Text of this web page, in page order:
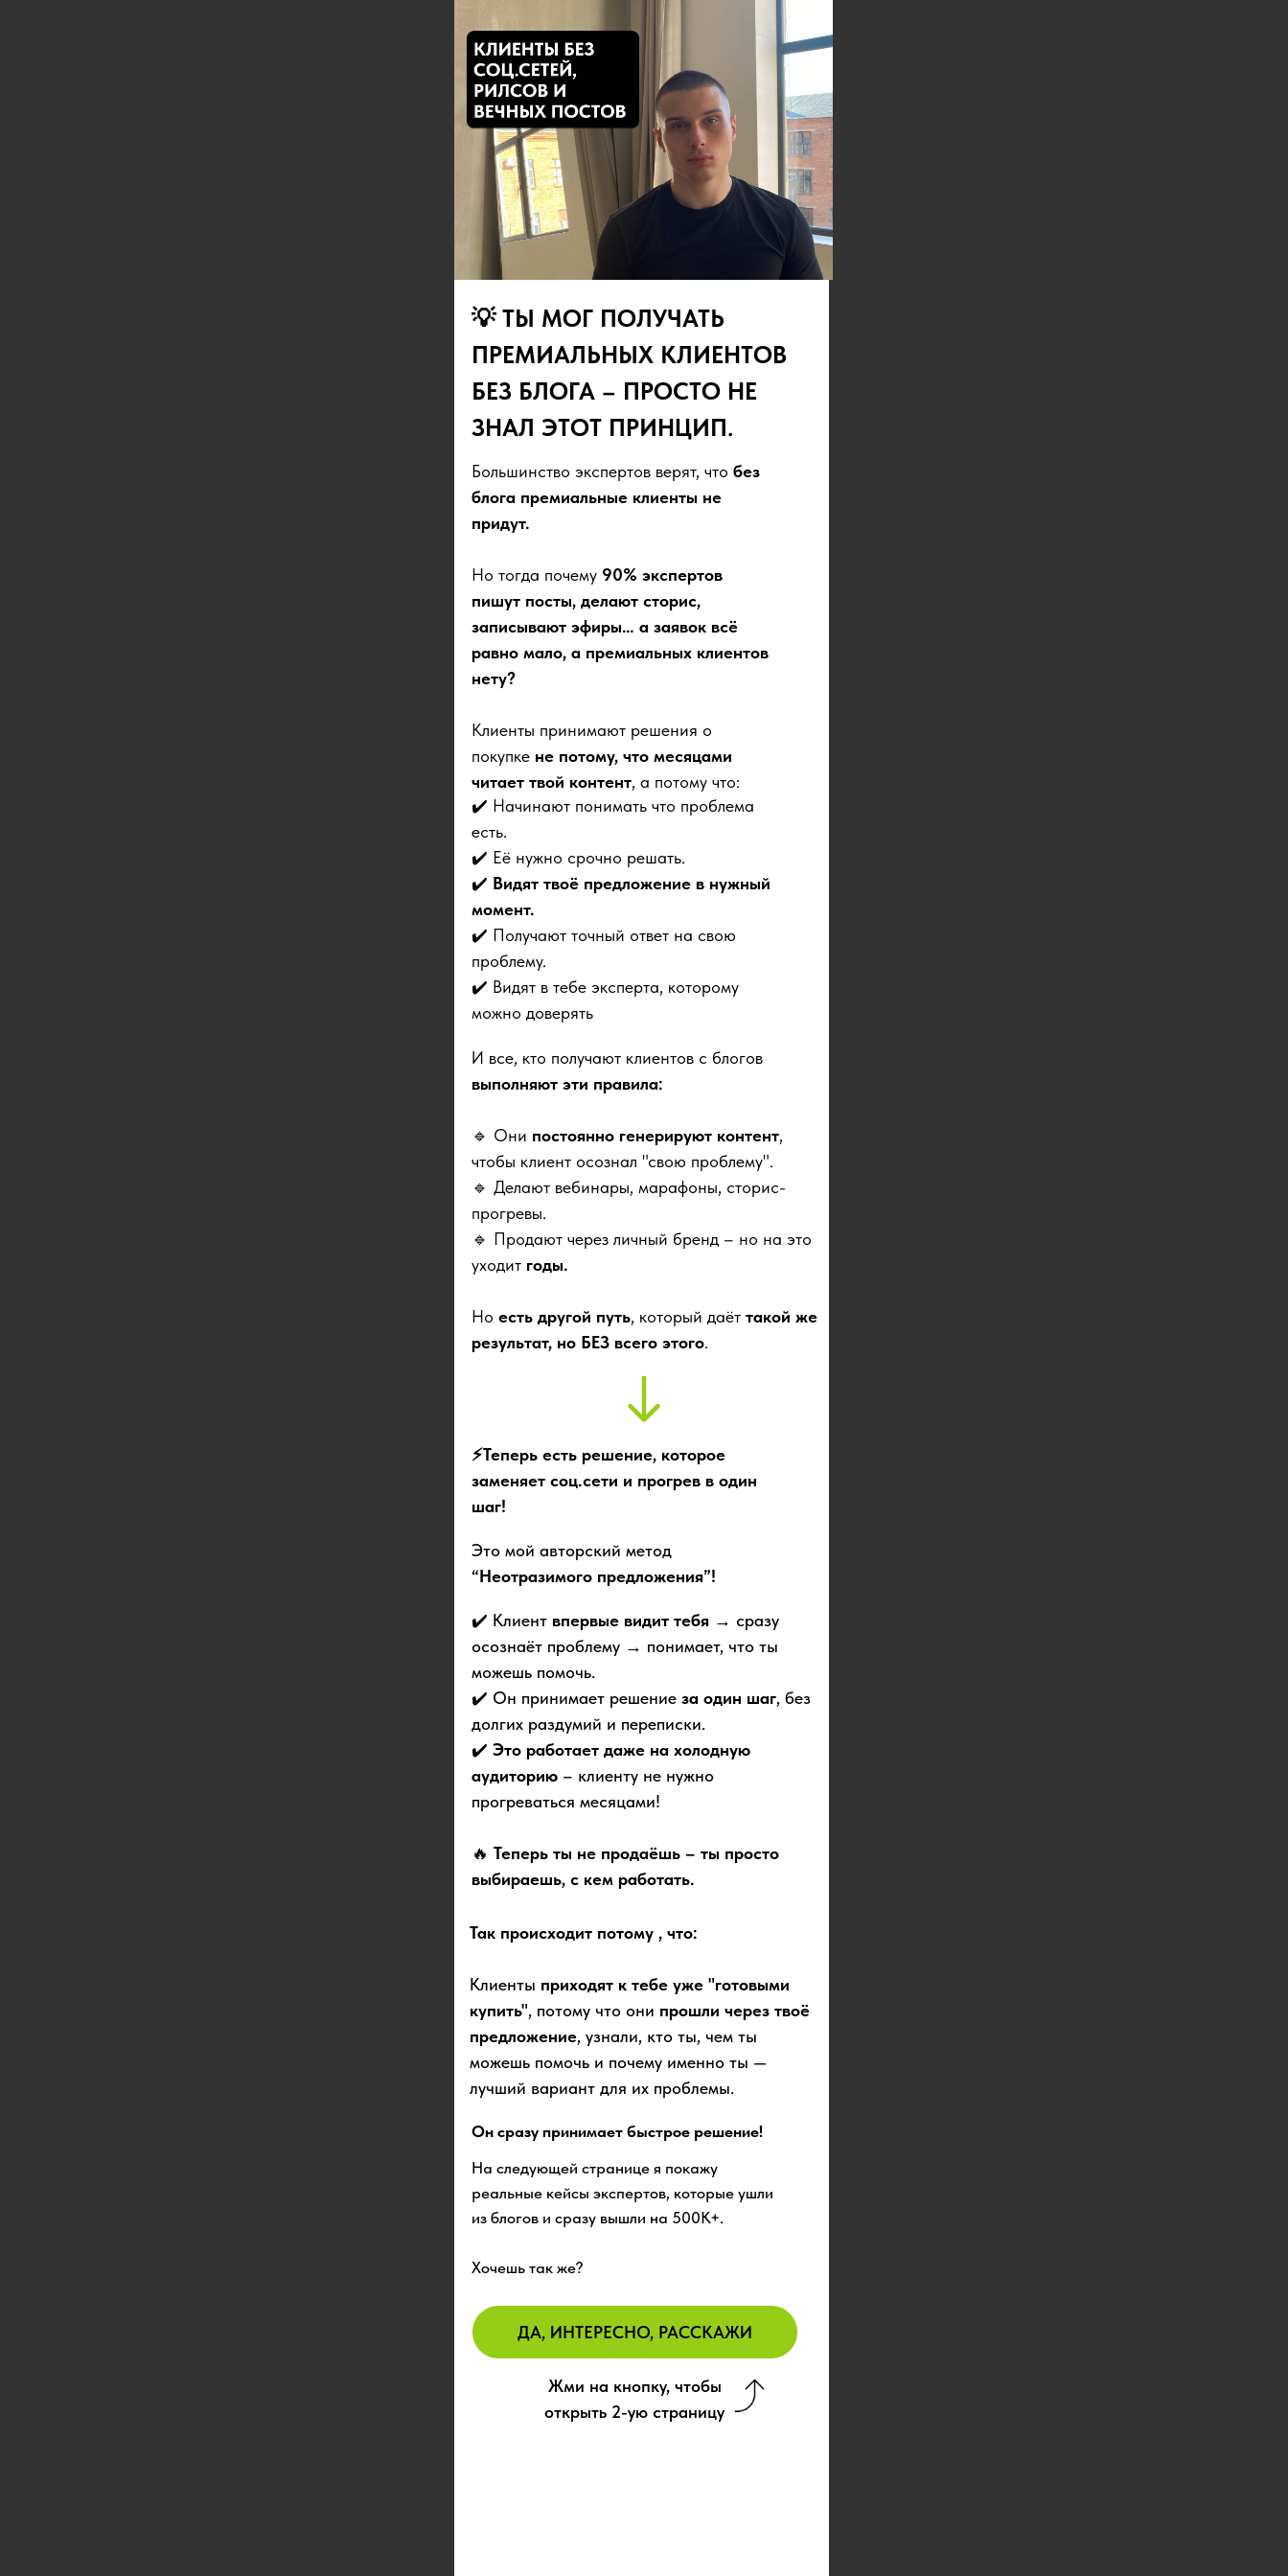
✔️ Начинают понимать что проблема
есть.
✔️ Её нужно срочно решать.
✔️ Видят твоё предложение в нужный
момент.
✔️ Получают точный ответ на свою
проблему.
✔️ Видят в тебе эксперта, которому
можно доверять
Большинство экспертов верят, что без
блога премиальные клиенты не
придут.
Но тогда почему 90% экспертов
пишут посты, делают сторис,
записывают эфиры… а заявок всё
равно мало, а премиальных клиентов
нету?
Клиенты принимают решения о
покупке не потому, что месяцами
читает твой контент, а потому что:
⚡Теперь есть решение, которое
заменяет соц.сети и прогрев в один
шаг!
Это мой авторский метод
“Неотразимого предложения”!
✔️ Клиент впервые видит тебя → сразу
осознаёт проблему → понимает, что ты
можешь помочь.
✔️ Он принимает решение за один шаг, без
долгих раздумий и переписки.
✔️ Это работает даже на холодную
аудиторию – клиенту не нужно
прогреваться месяцами!
🔥 Теперь ты не продаёшь – ты просто
выбираешь, с кем работать.
Так происходит потому , что:
Клиенты приходят к тебе уже "готовыми
купить", потому что они прошли через твоё
предложение, узнали, кто ты, чем ты
можешь помочь и почему именно ты —
лучший вариант для их проблемы.
Он сразу принимает быстрое решение!
На следующей странице я покажу
реальные кейсы экспертов, которые ушли
из блогов и сразу вышли на 500К+.
Хочешь так же?
Жми на кнопку, чтобы
открыть 2-ую страницу
💡 ТЫ МОГ ПОЛУЧАТЬ
ПРЕМИАЛЬНЫХ КЛИЕНТОВ
БЕЗ БЛОГА – ПРОСТО НЕ
ЗНАЛ ЭТОТ ПРИНЦИП.
ДА, ИНТЕРЕСНО, РАССКАЖИ
И все, кто получают клиентов с блогов
выполняют эти правила:
🔹 Они постоянно генерируют контент,
чтобы клиент осознал "свою проблему".
🔹 Делают вебинары, марафоны, сторис-
прогревы.
🔹 Продают через личный бренд – но на это
уходит годы.
Но есть другой путь, который даёт такой же
результат, но БЕЗ всего этого.